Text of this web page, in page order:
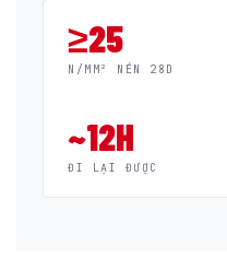
≥25
N/MM² NÉN 28D
~12H
ĐI LẠI ĐƯỢC